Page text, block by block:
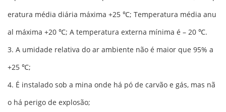
eratura média diária máxima +25 ℃; Temperatura média anu
al máxima +20 ℃; A temperatura externa mínima é – 20 ℃.
3. A umidade relativa do ar ambiente não é maior que 95% a
+25 ℃;
4. É instalado sob a mina onde há pó de carvão e gás, mas nã
o há perigo de explosão;